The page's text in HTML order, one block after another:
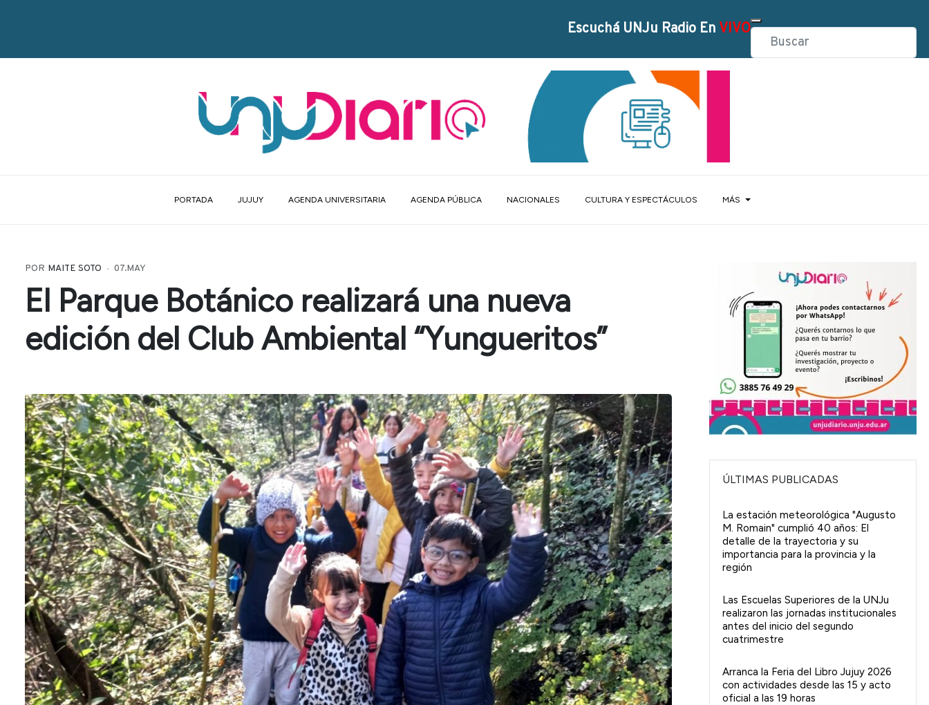
Escuchá UNJu Radio En VIVO
PORTADA JUJUY AGENDA UNIVERSITARIA AGENDA PÚBLICA NACIONALES CULTURA Y ESPECTÁCULOS MÁS
POR MAITE SOTO 07.MAY
El Parque Botánico realizará una nueva
edición del Club Ambiental “Yungueritos”
ÚLTIMAS PUBLICADAS
La estación meteorológica "Augusto
M. Romain" cumplió 40 años: El
detalle de la trayectoria y su
importancia para la provincia y la
región
Las Escuelas Superiores de la UNJu
realizaron las jornadas institucionales
antes del inicio del segundo
cuatrimestre
Arranca la Feria del Libro Jujuy 2026
con actividades desde las 15 y acto
oficial a las 19 horas